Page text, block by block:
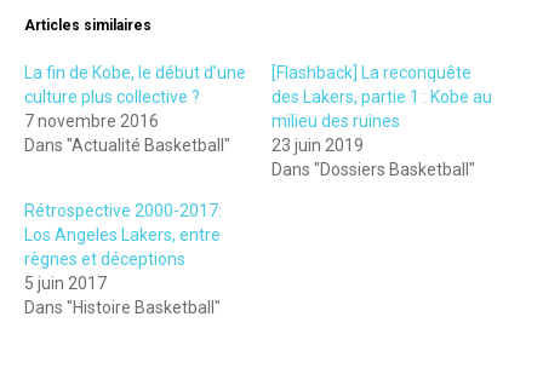
Articles similaires
La fin de Kobe, le début d’une
culture plus collective ?
7 novembre 2016
Dans "Actualité Basketball"
[Flashback] La reconquête
des Lakers, partie 1 : Kobe au
milieu des ruines
23 juin 2019
Dans "Dossiers Basketball"
Rétrospective 2000-2017:
Los Angeles Lakers, entre
règnes et déceptions
5 juin 2017
Dans "Histoire Basketball"